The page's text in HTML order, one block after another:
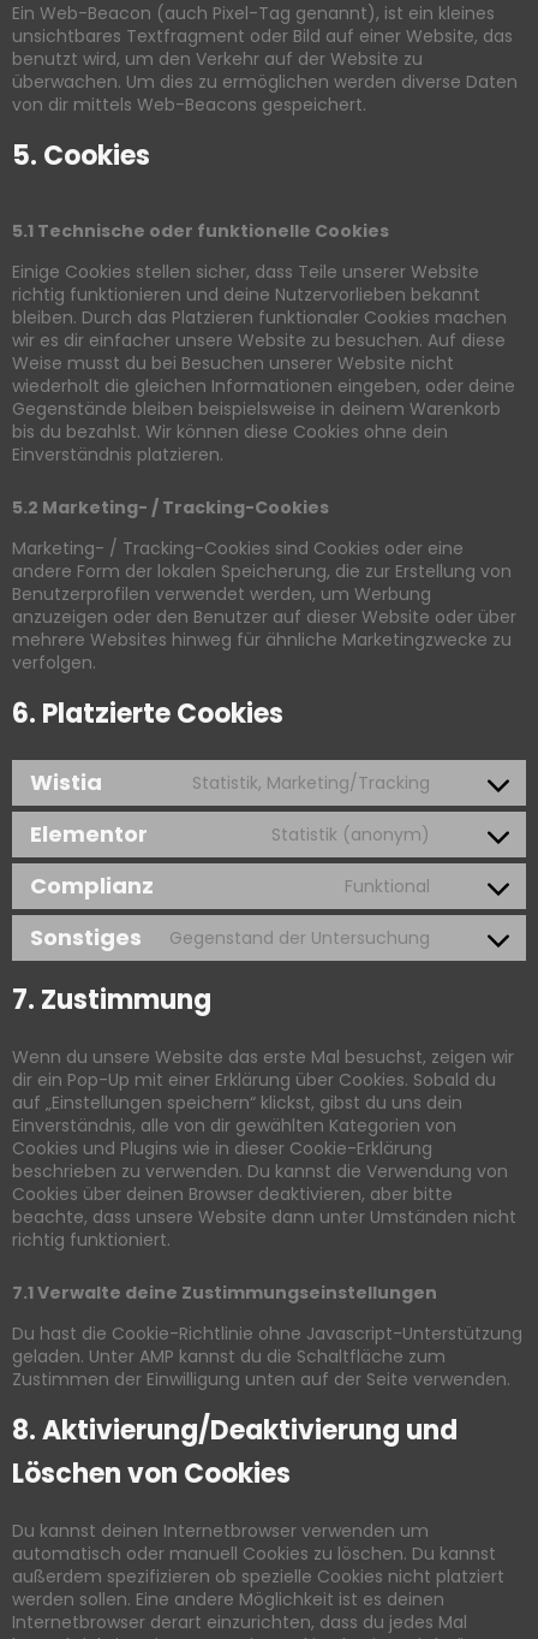
Ein Web-Beacon (auch Pixel-Tag genannt), ist ein kleines
unsichtbares Textfragment oder Bild auf einer Website, das
benutzt wird, um den Verkehr auf der Website zu
überwachen. Um dies zu ermöglichen werden diverse Daten
von dir mittels Web-Beacons gespeichert.
5. Cookies
5.1 Technische oder funktionelle Cookies
Einige Cookies stellen sicher, dass Teile unserer Website
richtig funktionieren und deine Nutzervorlieben bekannt
bleiben. Durch das Platzieren funktionaler Cookies machen
wir es dir einfacher unsere Website zu besuchen. Auf diese
Weise musst du bei Besuchen unserer Website nicht
wiederholt die gleichen Informationen eingeben, oder deine
Gegenstände bleiben beispielsweise in deinem Warenkorb
bis du bezahlst. Wir können diese Cookies ohne dein
Einverständnis platzieren.
5.2 Marketing- / Tracking-Cookies
Marketing- / Tracking-Cookies sind Cookies oder eine
andere Form der lokalen Speicherung, die zur Erstellung von
Benutzerprofilen verwendet werden, um Werbung
anzuzeigen oder den Benutzer auf dieser Website oder über
mehrere Websites hinweg für ähnliche Marketingzwecke zu
verfolgen.
6. Platzierte Cookies
Wistia Statistik, Marketing/Tracking
Elementor Statistik (anonym)
Complianz Funktional
Sonstiges Gegenstand der Untersuchung
7. Zustimmung
Wenn du unsere Website das erste Mal besuchst, zeigen wir
dir ein Pop-Up mit einer Erklärung über Cookies. Sobald du
auf „Einstellungen speichern“ klickst, gibst du uns dein
Einverständnis, alle von dir gewählten Kategorien von
Cookies und Plugins wie in dieser Cookie-Erklärung
beschrieben zu verwenden. Du kannst die Verwendung von
Cookies über deinen Browser deaktivieren, aber bitte
beachte, dass unsere Website dann unter Umständen nicht
richtig funktioniert.
7.1 Verwalte deine Zustimmungseinstellungen
Du hast die Cookie-Richtlinie ohne Javascript-Unterstützung
geladen. Unter AMP kannst du die Schaltfläche zum
Zustimmen der Einwilligung unten auf der Seite verwenden.
8. Aktivierung/Deaktivierung und
Löschen von Cookies
Du kannst deinen Internetbrowser verwenden um
automatisch oder manuell Cookies zu löschen. Du kannst
außerdem spezifizieren ob spezielle Cookies nicht platziert
werden sollen. Eine andere Möglichkeit ist es deinen
Internetbrowser derart einzurichten, dass du jedes Mal